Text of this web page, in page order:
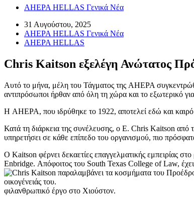
AHEPA HELLAS Γενικά Νέα
31 Αυγούστου, 2025
AHEPA HELLAS Γενικά Νέα
AHEPA HELLAS
Chris Kaitson εξελέγη Ανώτατος
Αυτό το μήνα, μέλη του Τάγματος της AHEPA
αντιπρόσωποι ήρθαν από όλη τη χώρα και το εξωτερικό
Η AHEPA, που ιδρύθηκε το 1922, αποτελεί εδώ και καιρό
Κατά τη διάρκεια της συνέλευσης, ο E. Chris Kaitson
υπηρετήσει σε κάθε επίπεδο του οργανισμού, πιο
Ο Kaitson φέρνει δεκαετίες επαγγελματικής εμπειρίας
Enbridge. Απόφοιτος του South Texas College of Law, έχει
φιλανθρωπικό έργο στο Χιούστον.